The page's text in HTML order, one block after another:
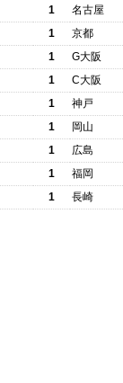
1
名古屋
1
京都
1
G大阪
1
C大阪
1
神戸
1
岡山
1
広島
1
福岡
1 長崎